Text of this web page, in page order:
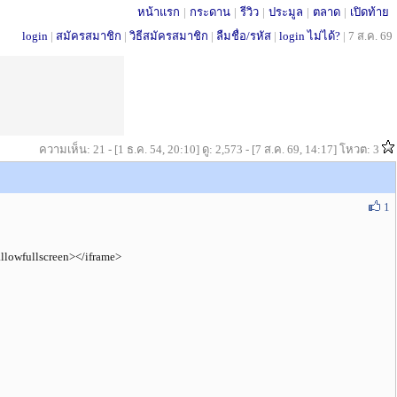
หน้าแรก | กระดาน | รีวิว | ประมูล | ตลาด | เปิดท้าย
login | สมัครสมาชิก | วิธีสมัครสมาชิก | ลืมชื่อ/รหัส | login ไม่ได้? | 7 ส.ค. 69
ความเห็น: 21 - [1 ธ.ค. 54, 20:10] ดู: 2,573 - [7 ส.ค. 69, 14:17] โหวต: 3
1
iframe>